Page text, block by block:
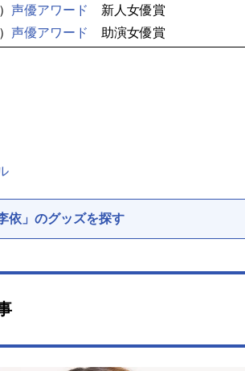
声優アワード
新人女優賞
声優アワード 助演女優賞
依」のグッズを探す